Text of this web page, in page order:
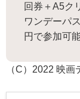
回券＋A5ク
ワンデーパ
円で参加可
（C）2022 映